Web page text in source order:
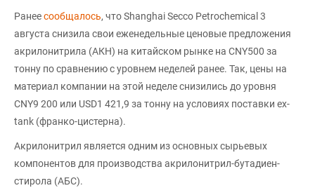
Ранеесообщалось, что Shanghai Secco Petrochemical 3
августа снизила свои еженедельные ценовые предложения
акрилонитрила (АКН) на китайском рынке на CNY500 за
тонну по сравнению с уровнем неделей ранее. Так, цены на
материал компании на этой неделе снизились до уровня
CNY9 200 или USD1 421,9 за тонну на условиях поставки ex-
tank (франко-цистерна).
Акрилонитрил является одним из основных сырьевых
компонентов для производства акрилонитрил-бутадиен-
стирола (АБС).